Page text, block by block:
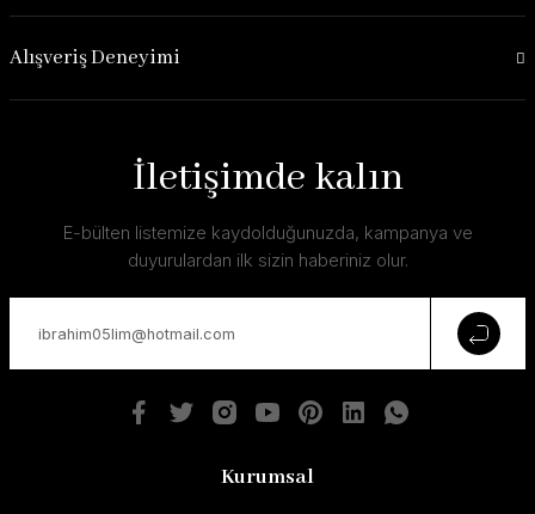
Alışveriş Deneyimi
İletişimde kalın
E-bülten listemize kaydolduğunuzda, kampanya ve
duyurulardan ilk sizin haberiniz olur.
Kurumsal